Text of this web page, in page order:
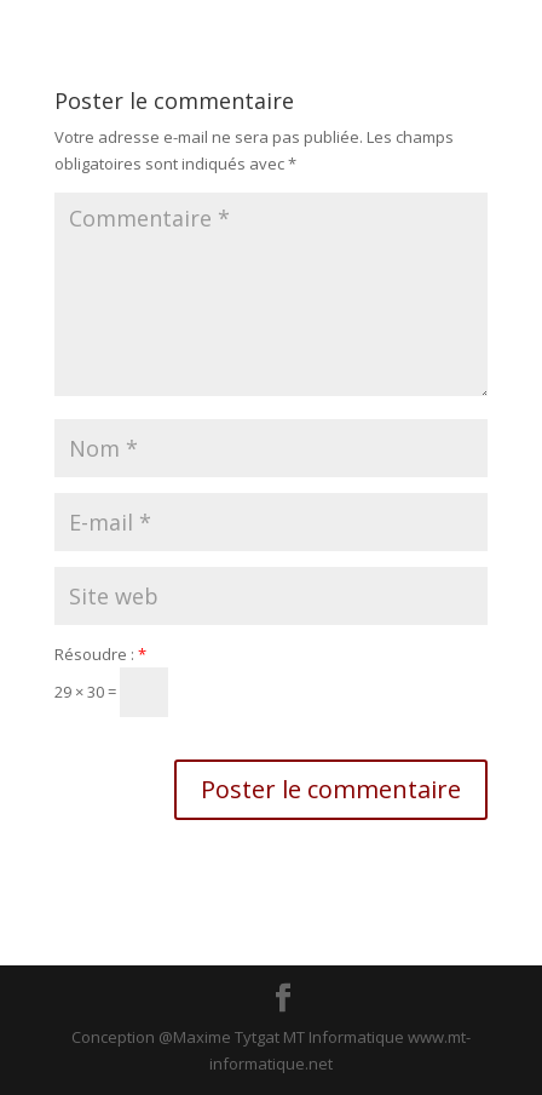
Poster le commentaire
Votre adresse e-mail ne sera pas publiée. Les champs
obligatoires sont indiqués avec*
Résoudre : *
29 × 30 =
Conception @Maxime Tytgat MT Informatique www.mt-
informatique.net